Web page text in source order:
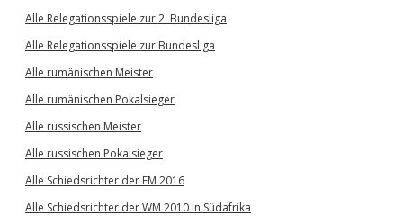
Alle Relegationsspiele zur 2. Bundesliga
Alle Relegationsspiele zur Bundesliga
Alle rumänischen Meister
Alle rumänischen Pokalsieger
Alle russischen Meister
Alle russischen Pokalsieger
Alle Schiedsrichter der EM 2016
Alle Schiedsrichter der WM 2010 in Südafrika